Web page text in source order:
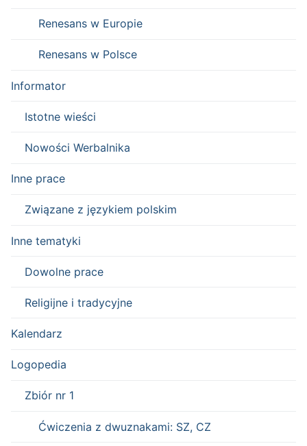
Renesans w Europie
Renesans w Polsce
Informator
Istotne wieści
Nowości Werbalnika
Inne prace
Związane z językiem polskim
Inne tematyki
Dowolne prace
Religijne i tradycyjne
Kalendarz
Logopedia
Zbiór nr 1
Ćwiczenia z dwuznakami: SZ, CZ